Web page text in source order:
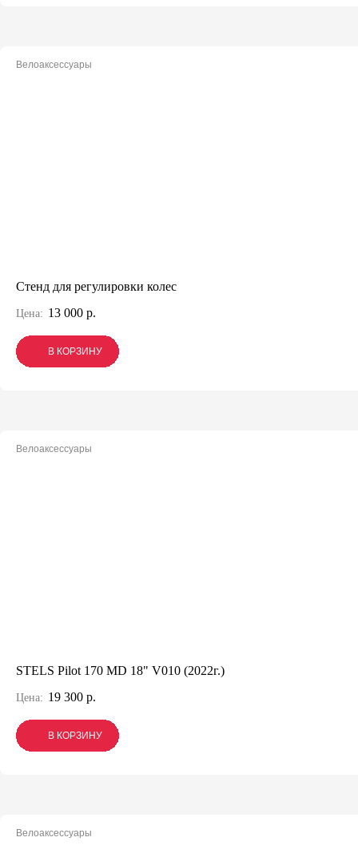
Велоаксессуары
Стенд для регулировки колес
Цена: 13 000 р.
В КОРЗИНУ
В КОРЗИНУ
В КОРЗИНУ
Велоаксессуары
STELS Pilot 170 MD 18" V010 (2022г.)
Цена: 19 300 р.
В КОРЗИНУ
В КОРЗИНУ
В КОРЗИНУ
Велоаксессуары